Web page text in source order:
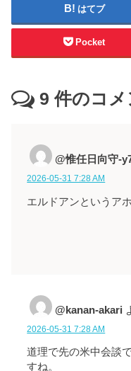
はてブ
Pocket
9 件のコメ
@惟任日向守-
2026-05-31 7:28 AM
エルドアンというア
@kanan-akari
2026-05-31 7:28 AM
道理で先の米中会談
すね。